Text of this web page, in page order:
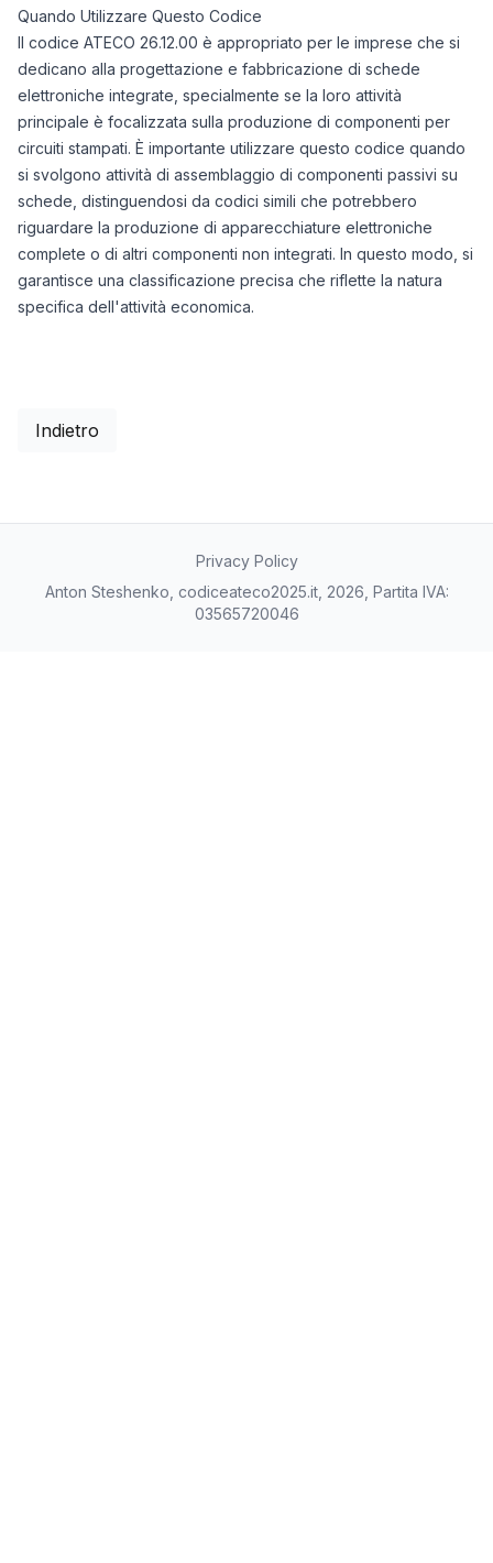
Quando Utilizzare Questo Codice
Il codice ATECO 26.12.00 è appropriato per le imprese che si
dedicano alla progettazione e fabbricazione di schede
elettroniche integrate, specialmente se la loro attività
principale è focalizzata sulla produzione di componenti per
circuiti stampati. È importante utilizzare questo codice quando
si svolgono attività di assemblaggio di componenti passivi su
schede, distinguendosi da codici simili che potrebbero
riguardare la produzione di apparecchiature elettroniche
complete o di altri componenti non integrati. In questo modo, si
garantisce una classificazione precisa che riflette la natura
specifica dell'attività economica.
Indietro
Privacy Policy
Anton Steshenko, codiceateco2025.it, 2026, Partita IVA:
03565720046